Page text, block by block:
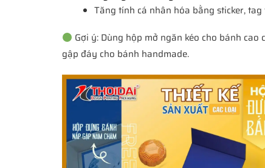
Tăng tính cá nhân hóa bằng sticker,
Gợi ý: Dùng hộp mở ngăn kéo cho bánh
gập đáy cho bánh handmade.